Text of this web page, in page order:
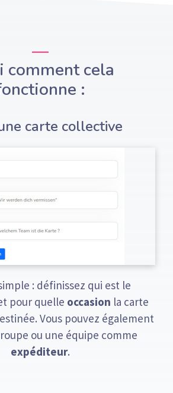
comment cela
:
carte collective
: définissez qui est le
pour quelle occasion la carte
Vous pouvez également
ou une équipe comme
expéditeur.